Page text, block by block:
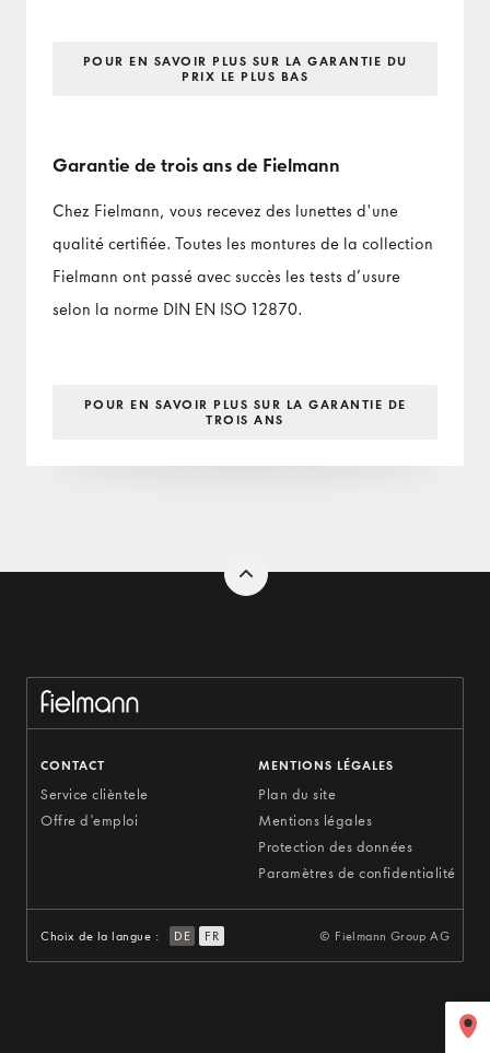
POUR EN SAVOIR PLUS SUR LA GARANTIE DU
PRIX LE PLUS BAS
Garantie de trois ans de Fielmann
Chez Fielmann, vous recevez des lunettes d'une
qualité certifiée. Toutes les montures de la collection
Fielmann ont passé avec succès les tests d’usure
selon la norme DIN EN ISO 12870.
POUR EN SAVOIR PLUS SUR LA GARANTIE DE
TROIS ANS
CONTACT
Service clièntele
Offre d'emploi
MENTIONS LÉGALES
Plan du site
Mentions légales
Protection des données
Paramètres de confidentialité
Choix de la langue : DE FR © Fielmann Group AG